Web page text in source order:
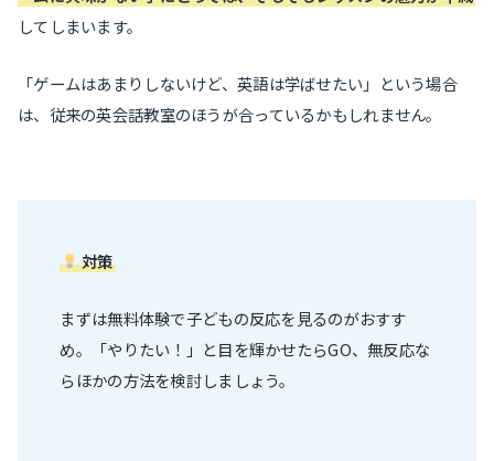
してしまいます。
「ゲームはあまりしないけど、英語は学ばせたい」という場合
は、従来の英会話教室のほうが合っているかもしれません。
対策
まずは無料体験で子どもの反応を見るのがおすす
め。「やりたい！」と目を輝かせたらGO、無反応な
らほかの方法を検討しましょう。